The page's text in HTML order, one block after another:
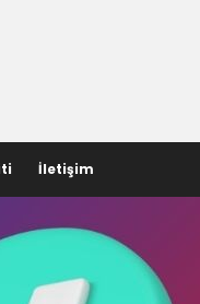
İletişim